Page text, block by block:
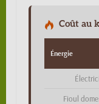
Coût au
Énergie
Fioul